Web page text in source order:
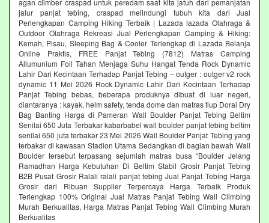
agan climber craspad untuk peredam saat kita jatuh dari pemanjatan
jalur panjat tebing, craspad melindungi tubuh kita dari Jual
Perlengkapan Camping Hiking Terbaik | Lazada lazada Olahraga &
Outdoor Olahraga Rekreasi Jual Perlengkapan Camping & Hiking:
Kemah, Pisau, Sleeping Bag & Cooler Terlengkap di Lazada Belanja
Online Praktis, FREE Panjat Tebing (7812) Matras Camping
Allumunium Foil Tahan Menjaga Suhu Hangat Tenda Rock Dynamic
Lahir Dari Kecintaan Terhadap Panjat Tebing – outger : outger v2 rock
dynamic 11 Mei 2026 Rock Dynamic Lahir Dari Kecintaan Terhadap
Panjat Tebing bebas, beberapa produknya dibuat di luar negeri,
diantaranya : kayak, helm safety, tenda dome dan matras tiup Dorai Dry
Bag Banting Harga di Pameran Wall Boulder Panjat Tebing Beltim
Senilai 650 Juta Terbakar kabarbabel wall boulder panjat tebing beltim
senilai 650 juta terbakar 23 Mei 2026 Wall Boulder Panjat Tebing yang
terbakar di kawasan Stadion Utama Sedangkan di bagian bawah Wall
Boulder tersebut terpasang sejumlah matras busa “Boulder Jelang
Ramadhan Harga Kebutuhan Di Beltim Stabil Grosir Panjat Tebing
B2B Pusat Grosir Ralali‎ ralali panjat tebing‎ Jual Panjat Tebing Harga
Grosir dari Ribuan Supplier Terpercaya Harga Terbaik Produk
Terlengkap 100% Original Jual Matras Panjat Tebing Wall Climbing
Murah Berkualitas, Harga Matras Panjat Tebing Wall Climbing Murah
Berkualitas